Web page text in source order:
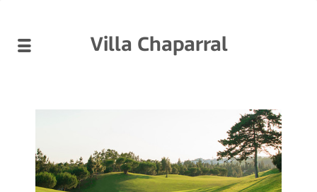
Villa Chaparral